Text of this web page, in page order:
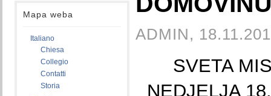
Mapa weba
Italiano
Chiesa
Collegio
Contatti
Storia
ADMIN,
SVETA
NEDJELJA